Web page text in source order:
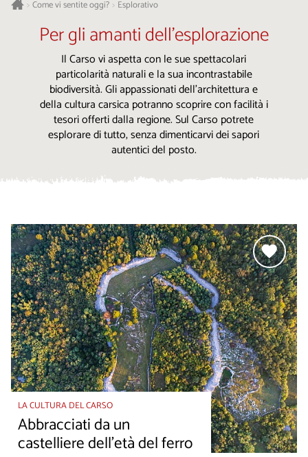
>Come vi sentite oggi? > Esplorativo
Per gli amanti dell’esplorazione
Il Carso vi aspetta con le sue spettacolari
particolarità naturali e la sua incontrastabile
biodiversità. Gli appassionati dell’architettura e
della cultura carsica potranno scoprire con facilità i
tesori offerti dalla regione. Sul Carso potrete
esplorare di tutto, senza dimenticarvi dei sapori
autentici del posto.
LA CULTURA DEL CARSO
Abbracciati da un
castelliere dell'età del ferro